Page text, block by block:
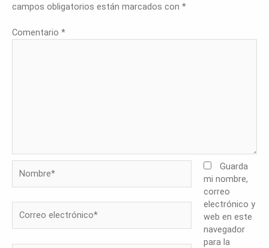
campos obligatorios están marcados con *
Comentario *
electrónico*
Guarda
mi nombre,
correo
electrónico y
web en este
navegador
para la